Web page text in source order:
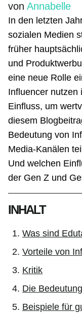
ÜBER UNS
INSIGHTS
von Annabelle
In den letzten
sozialen Medien
früher
und
eine neue Rolle
Influencer nutzen
Einfluss, um
diesem
Bedeutung von
Media-Kanälen
Und welchen
der Gen Z und
INHALT
Was sind
Vorteile von
Kritik
Die
Beispiele für